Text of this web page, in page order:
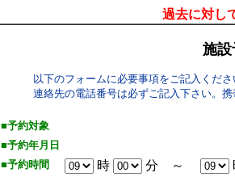
過去に対し
施設
以下のフォームに必要事項をご記入くださ
連絡先の電話番号は必ずご記入下さい。
■予約対象
■予約年月日
■予約時間
時 分 ～